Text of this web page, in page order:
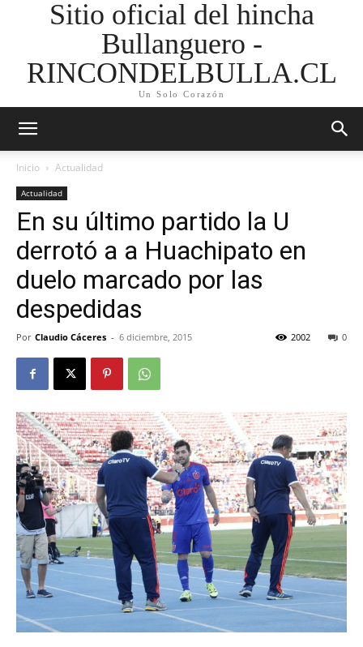
Sitio oficial del hincha
Bullanguero -
RINCONDELBULLA.CL
Un Solo Corazón
Inicio Actualidad
Actualidad
En su último partido la U
derrotó a a Huachipato en
duelo marcado por las
despedidas
Por Claudio Cáceres - 6 diciembre, 2015 0
2002